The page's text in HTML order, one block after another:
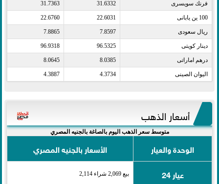
فرنك سويسرى​ 31.6332
31.7363
100 ين يابانى​ 22.6031
22.6760
ريال سعودى​ 7.8597
7.8865
دينار كويتى​ 96.5325
96.9318
درهم اماراتى​ 8.0385
8.0645
اليوان الصينى​ 4.3734
4.3887
أسعار الذهب
متوسط سعر الذهب اليوم بالصاغة بالجنيه المصري
الوحدة والعيار
الأسعار بالجنيه المصري
عيار 24
بيع 2,069 شراء 2,114